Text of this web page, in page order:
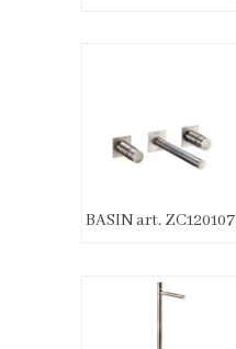
BASIN art. ZC120107